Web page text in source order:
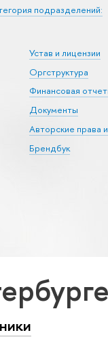
подразделений:
Устав и лицензии
Оргструктура
Финансовая
Документы
Авторские права
Брендбук